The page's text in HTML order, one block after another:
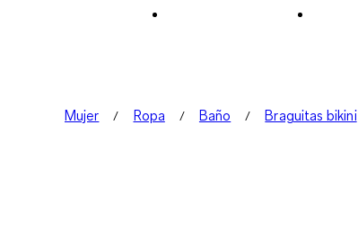
Mujer Ropa Baño Braguitas bikini